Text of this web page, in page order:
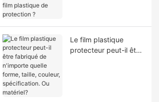
Le film plastique
protecteur peut-il être